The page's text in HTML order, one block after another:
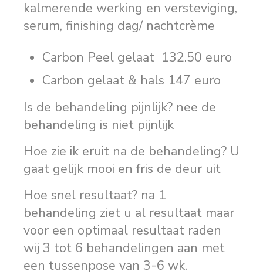
kalmerende werking en versteviging,
serum, finishing dag/ nachtcrème
Carbon Peel gelaat 132.50 euro
Carbon gelaat & hals 147 euro
Is de behandeling pijnlijk? nee de
behandeling is niet pijnlijk
Hoe zie ik eruit na de behandeling? U
gaat gelijk mooi en fris de deur uit
Hoe snel resultaat? na 1
behandeling ziet u al resultaat maar
voor een optimaal resultaat raden
wij 3 tot 6 behandelingen aan met
een tussenpose van 3-6 wk.